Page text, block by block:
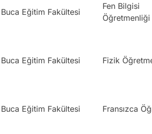
Buca Eğitim Fakültesi
Fen Bilgisi
Öğretmenliği
Buca Eğitim Fakültesi Fizik
Buca Eğitim Fakültesi Fransızca